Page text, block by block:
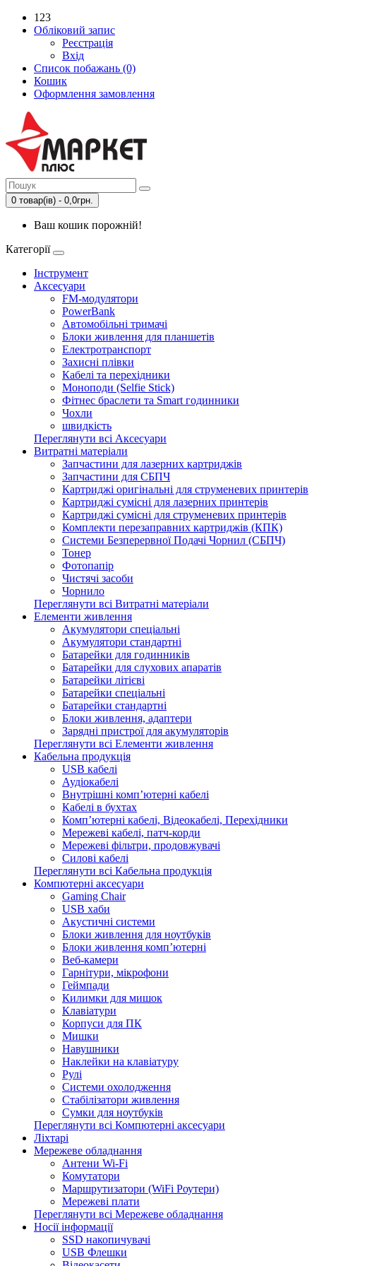
123
Обліковий запис
Реєстрація
Вхід
Список побажань (0)
Кошик
Оформлення замовлення
0 товар(ів) - 0,0грн.
Ваш кошик порожній!
Категорії
Інструмент
Аксесуари
FM-модулятори
PowerBank
Автомобільні тримачі
Блоки живлення для планшетів
Електротранспорт
Захисні плівки
Кабелі та перехідники
Моноподи (Selfie Stick)
Фітнес браслети та Smart годинники
Чохли
швидкість
Переглянути всі Аксесуари
Витратні матеріали
Запчастини для лазерних картриджів
Запчастини для СБПЧ
Картриджі оригінальні для струменевих принтерів
Картриджі сумісні для лазерних принтерів
Картриджі сумісні для струменевих принтерів
Комплекти перезаправних картриджів (КПК)
Системи Безперервної Подачі Чорнил (СБПЧ)
Тонер
Фотопапір
Чистячі засоби
Чорнило
Переглянути всі Витратні матеріали
Елементи живлення
Акумулятори спеціальні
Акумулятори стандартні
Батарейки для годинників
Батарейки для слухових апаратів
Батарейки літієві
Батарейки спеціальні
Батарейки стандартні
Блоки живлення, адаптери
Зарядні пристрої для акумуляторів
Переглянути всі Елементи живлення
Кабельна продукція
USB кабелі
Аудіокабелі
Внутрішні комп’ютерні кабелі
Кабелі в бухтах
Комп’ютерні кабелі, Відеокабелі, Перехідники
Мережеві кабелі, патч-корди
Мережеві фільтри, продовжувачі
Силові кабелі
Переглянути всі Кабельна продукція
Компютерні аксесуари
Gaming Chair
USB хаби
Акустичні системи
Блоки живлення для ноутбуків
Блоки живлення комп’ютерні
Веб-камери
Гарнітури, мікрофони
Геймпади
Килимки для мишок
Клавіатури
Корпуси для ПК
Мишки
Навушники
Наклейки на клавіатуру
Рулі
Системи охолодження
Стабілізатори живлення
Сумки для ноутбуків
Переглянути всі Компютерні аксесуари
Ліхтарі
Мережеве обладнання
Антени Wi-Fi
Комутатори
Маршрутизатори (WiFi Роутери)
Мережеві плати
Переглянути всі Мережеве обладнання
Носії інформації
SSD накопичувачі
USB Флешки